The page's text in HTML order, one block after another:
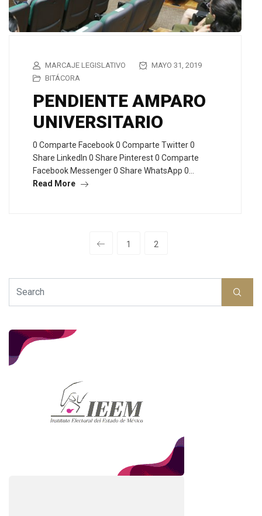
MARCAJE LEGISLATIVO
MAYO 31, 2019
BITÁCORA
PENDIENTE AMPARO
UNIVERSITARIO
0 Comparte Facebook 0 Comparte Twitter 0
Share LinkedIn 0 Share Pinterest 0 Comparte
Facebook Messenger 0 Share WhatsApp 0…
Read More
1 2